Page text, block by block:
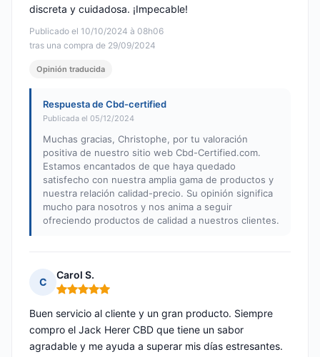
Publicado el 10/10/2024 à 08h06
tras una compra de 29/09/2024
discreta y cuidadosa. ¡Impecable!
Opinión traducida
Respuesta de Cbd-certified
Publicada el 05/12/2024
Muchas gracias, Christophe, por tu valoración
positiva de nuestro sitio web Cbd-Certified.com.
Estamos encantados de que haya quedado
satisfecho con nuestra amplia gama de productos y
nuestra relación calidad-precio. Su opinión significa
mucho para nosotros y nos anima a seguir
ofreciendo productos de calidad a nuestros clientes.
C
Carol S.
Nota: 5 de 5
Buen servicio al cliente y un gran producto. Siempre
compro el Jack Herer CBD que tiene un sabor
agradable y me ayuda a superar mis días estresantes.